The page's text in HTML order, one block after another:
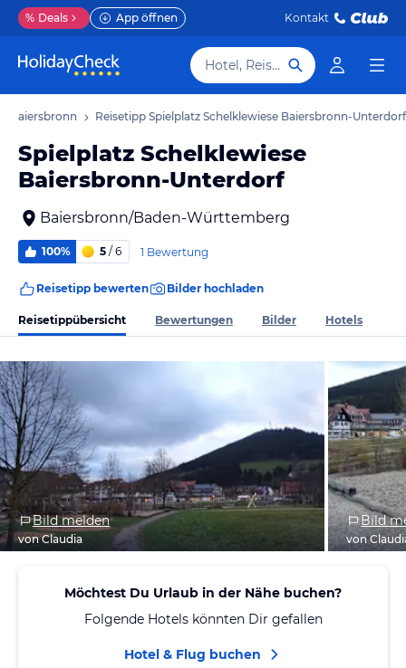
% Deals App öffnen Kontakt
Hotel, Reiseziel
Baiersbronn Reisetipp Spielplatz Schelklewiese Baiersbronn-Unterdorf
Spielplatz Schelklewiese
Baiersbronn-Unterdorf
Baiersbronn/Baden-Württemberg
100% 5 / 6 1 Bewertung
Reisetipp bewerten Bilder hochladen
Reisetippübersicht Bewertungen Bilder Hotels
Bild melden
von Claudia
Bild
von
Möchtest Du Urlaub in der Nähe buchen?
Folgende Hotels könnten Dir gefallen
Hotel & Flug buchen